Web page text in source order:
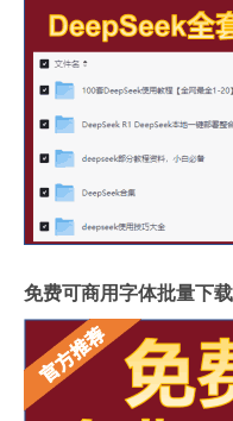
免费可商用字体批量下载